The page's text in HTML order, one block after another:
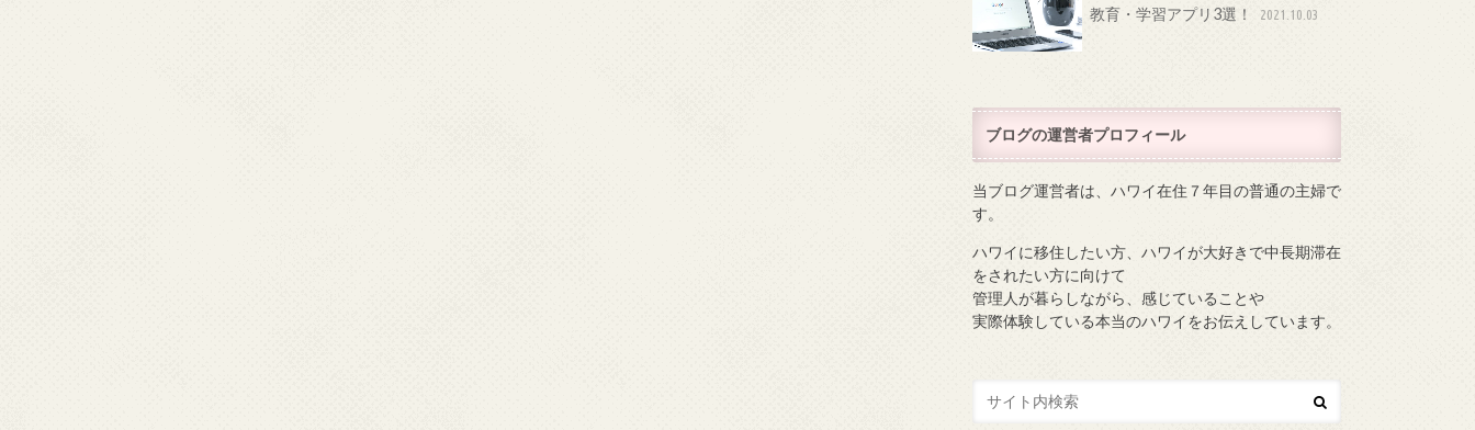
教育・学習アプリ3選！
2021.10.03
ブログの運営者プロフィール
当ブログ運営者は、ハワイ在住７年目の普通の主婦で
す。
ハワイに移住したい方、ハワイが大好きで中長期滞在
をされたい方に向けて
管理人が暮らしながら、感じていることや
実際体験している本当のハワイをお伝えしています。